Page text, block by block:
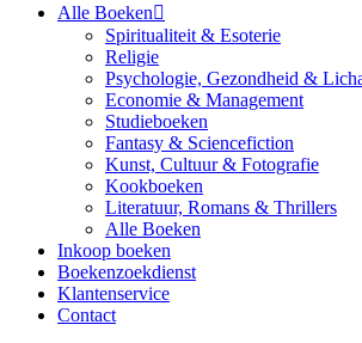
Alle Boeken
Spiritualiteit & Esoterie
Religie
Psychologie, Gezondheid &
Economie & Management
Studieboeken
Fantasy & Sciencefiction
Kunst, Cultuur & Fotografie
Kookboeken
Literatuur, Romans & Thrillers
Alle Boeken
Inkoop boeken
Boekenzoekdienst
Klantenservice
Contact